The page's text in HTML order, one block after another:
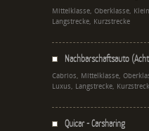
Mittelklasse, Oberklasse,
Langstrecke, Kurzstrecke
Nachbarschaftsauto
Cabrios, Mittelklasse,
Luxus, Langstrecke,
Quicar - Carsharing